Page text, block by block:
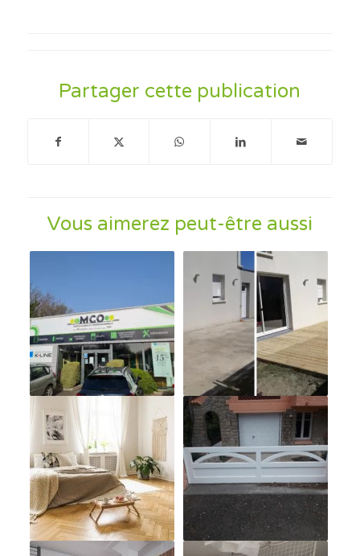
Partager cette publication
Vous aimerez peut-être aussi